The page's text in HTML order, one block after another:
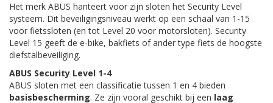
Het merk ABUS hanteert voor zijn sloten het Security Level
systeem. Dit beveiligingsniveau werkt op een schaal van 1-15
voor fietssloten (en tot Level 20 voor motorsloten). Security
Level 15 geeft de e-bike, bakfiets of ander type fiets de hoogste
diefstalbeveiliging.
ABUS Security Level 1-4
ABUS sloten met een classificatie tussen 1 en 4 bieden
basisbescherming. Ze zijn vooral geschikt bij een laag